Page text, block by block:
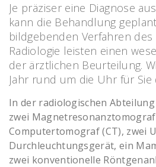
Je präziser eine Diagnose
kann die Behandlung
bildgebenden Verfahren des
Radiologie leisten einen
der ärztlichen Beurteilung.
Jahr rund um die Uhr für Sie
In der radiologischen Abteilung
zwei
Computertomograf (CT), zwei
Durchleuchtungsgerät, ein
zwei konventionelle